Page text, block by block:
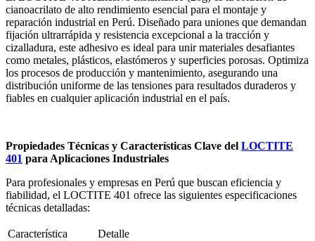
cianoacrilato de alto rendimiento esencial para el montaje y
reparación industrial en Perú. Diseñado para uniones que demandan
fijación ultrarrápida y resistencia excepcional a la tracción y
cizalladura, este adhesivo es ideal para unir materiales desafiantes
como metales, plásticos, elastómeros y superficies porosas. Optimiza
los procesos de producción y mantenimiento, asegurando una
distribución uniforme de las tensiones para resultados duraderos y
fiables en cualquier aplicación industrial en el país.
Propiedades Técnicas y Características Clave del LOCTITE
401 para Aplicaciones Industriales
Para profesionales y empresas en Perú que buscan eficiencia y
fiabilidad, el LOCTITE 401 ofrece las siguientes especificaciones
técnicas detalladas:
Característica
Detalle